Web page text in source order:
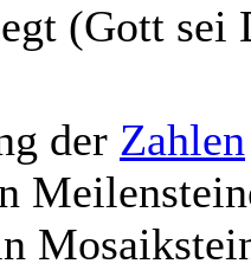
(Gott
der Zahlen